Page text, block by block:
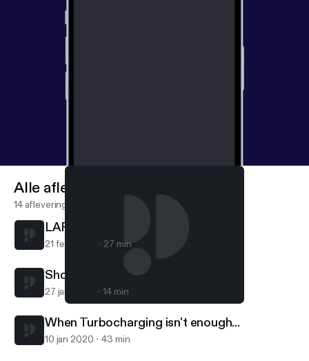
TalkBoard
Alle afleveringen
14 afleveringen
LARPingQuoll
21 feb 2020 27 min
Short Session with Sam
27 jan 2020 14 min
When Turbocharging isn't enough...
10 jan 2020 43 min